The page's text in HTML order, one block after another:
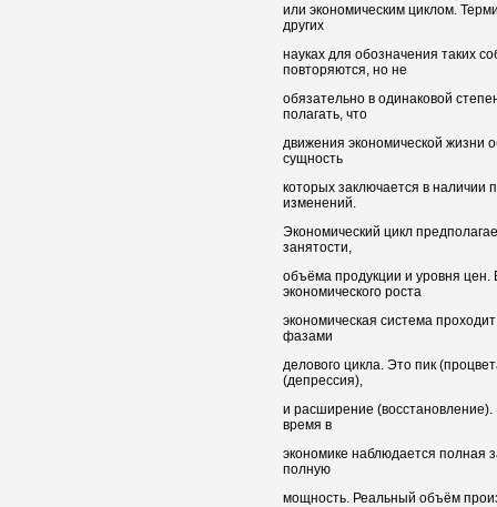
или экономическим циклом.
других
науках для обозначения таких
повторяются, но не
обязательно в одинаковой
полагать, что
движения экономической жизни
сущность
которых заключается в наличии
изменений.
Экономический цикл
занятости,
объёма продукции и уровня цен.
экономического роста
экономическая система
фазами
делового цикла. Это пик
(депрессия),
и расширение
время в
экономике наблюдается полная
полную
мощность. Реальный объём